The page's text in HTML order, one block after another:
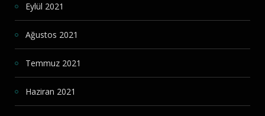
Eylül 2021
Ağustos 2021
Temmuz 2021
Haziran 2021